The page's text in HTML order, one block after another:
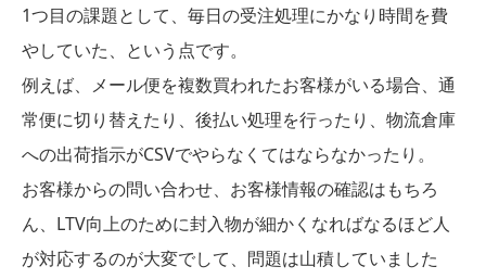
1つ目の課題として、毎日の受注処理にかなり時間を費
やしていた、という点です。
例えば、メール便を複数買われたお客様がいる場合、通
常便に切り替えたり、後払い処理を行ったり、物流倉庫
への出荷指示がCSVでやらなくてはならなかったり。
お客様からの問い合わせ、お客様情報の確認はもちろ
ん、LTV向上のために封入物が細かくなればなるほど人
が対応するのが大変でして、問題は山積していました